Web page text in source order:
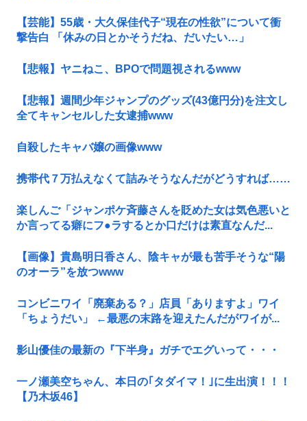
【芸能】55歳・大久保佳代子“現在の性欲”について衝
撃告白 「休みの日とかそうだね、だいたい…」
【悲報】ヤニねこ、BPOで問題視されるwww
【悲報】週間少年ジャンプのグッズ(43億円分)を注文し
全てキャンセルした女逮捕www
自殺したキャバ嬢の画像www
携帯代７万払えなくて詰みそうなんだがどうすれば……
楽しんご「ジャンポケ斉藤さんを貶めた女は気色悪いと
か言ってる癖にフ●ラするとか口だけは素直なんだ...
【画像】貴島明日香さん、陰キャが最も苦手そうな“陽
のオーラ”を放つwww
コンビニワイ「廃棄ある？」店員「ありますよ」ワイ
「ちょうだい」 ←最悪の末路を迎えたんだがワイが...
影山優佳の最新の『下半身』ガチでエグいって・・・
一ノ瀬美空ちゃん、本日の｢タダイマ！｣に生出演！！！
【乃木坂46】